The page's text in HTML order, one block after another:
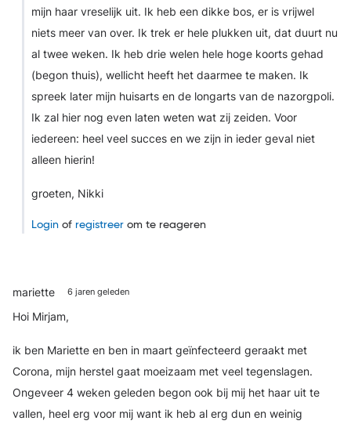
mijn haar vreselijk uit. Ik heb een dikke bos, er is vrijwel
niets meer van over. Ik trek er hele plukken uit, dat duurt nu
al twee weken. Ik heb drie welen hele hoge koorts gehad
(begon thuis), wellicht heeft het daarmee te maken. Ik
spreek later mijn huisarts en de longarts van de nazorgpoli.
Ik zal hier nog even laten weten wat zij zeiden. Voor
iedereen: heel veel succes en we zijn in ieder geval niet
alleen hierin!
groeten, Nikki
Login of registreer om te reageren
mariette 6 jaren geleden
Hoi Mirjam,
ik ben Mariette en ben in maart geïnfecteerd geraakt met
Corona, mijn herstel gaat moeizaam met veel tegenslagen.
Ongeveer 4 weken geleden begon ook bij mij het haar uit te
vallen, heel erg voor mij want ik heb al erg dun en weinig